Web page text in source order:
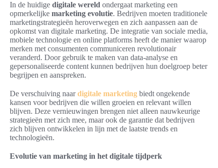
In de huidige digitale wereld ondergaat marketing een
opmerkelijke marketing evolutie. Bedrijven moeten traditionele
marketingstrategieën heroverwegen en zich aanpassen aan de
opkomst van digitale marketing. De integratie van sociale media,
mobiele technologie en online platforms heeft de manier waarop
merken met consumenten communiceren revolutionair
veranderd. Door gebruik te maken van data-analyse en
gepersonaliseerde content kunnen bedrijven hun doelgroep beter
begrijpen en aanspreken.
De verschuiving naardigitale marketing biedt ongekende
kansen voor bedrijven die willen groeien en relevant willen
blijven. Deze vernieuwingen brengen niet alleen nauwkeurige
strategieën met zich mee, maar ook de garantie dat bedrijven
zich blijven ontwikkelen in lijn met de laatste trends en
technologieën.
Evolutie van marketing in het digitale tijdperk